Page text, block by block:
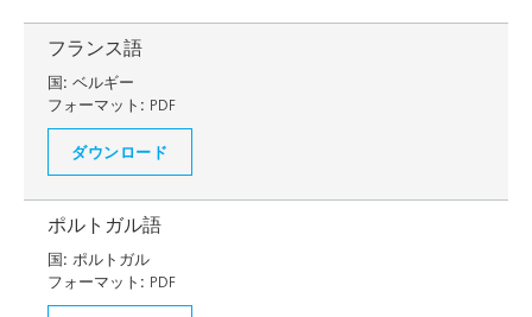
フランス語
国: ベルギー
フォーマット: PDF
ダウンロード
ポルトガル語
国: ポルトガル
フォーマット: PDF